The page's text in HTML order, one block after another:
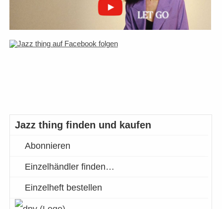
Jazz thing finden und kaufen
Abonnieren
Einzelhändler finden…
Einzelheft bestellen